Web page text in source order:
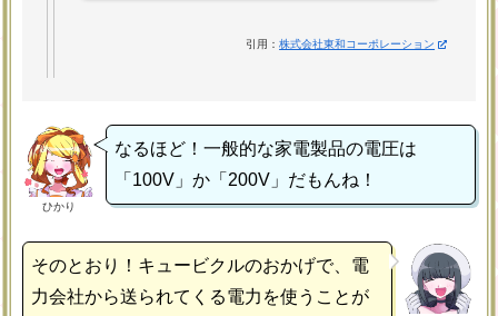
引用：株式会社東和コーポレーション
ひかり
なるほど！一般的な家電製品の電圧は
「100V」か「200V」だもんね！
そのとおり！キュービクルのおかげで、電
力会社から送られてくる電力を使うことが